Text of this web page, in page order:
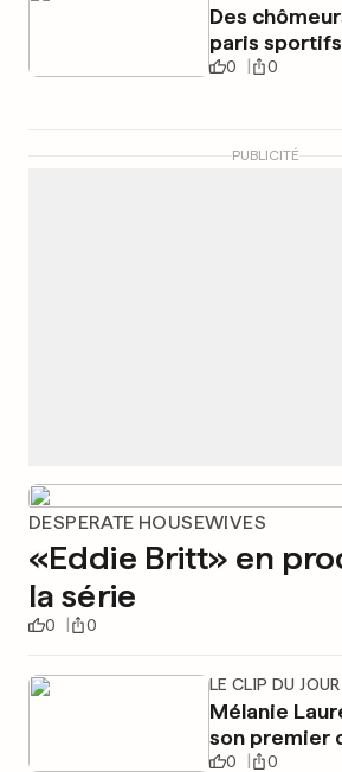
Des
paris sportifs
0 0
PUBLICITÉ
DESPERATE HOUSEWIVES
«Eddie Britt» en
la série
0 0
LE CLIP DU JOUR
Mélanie
son premier
0 0